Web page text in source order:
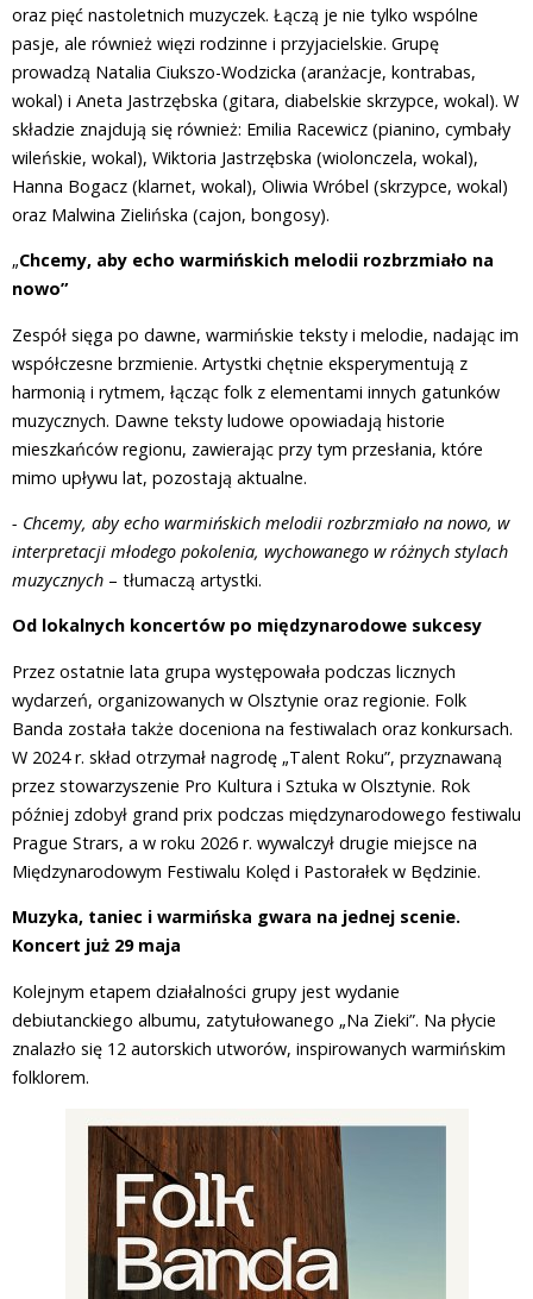
oraz pięć nastoletnich muzyczek. Łączą je nie tylko wspólne
pasje, ale również więzi rodzinne i przyjacielskie. Grupę
prowadzą Natalia Ciukszo-Wodzicka (aranżacje, kontrabas,
wokal) i Aneta Jastrzębska (gitara, diabelskie skrzypce, wokal). W
składzie znajdują się również: Emilia Racewicz (pianino, cymbały
wileńskie, wokal), Wiktoria Jastrzębska (wiolonczela, wokal),
Hanna Bogacz (klarnet, wokal), Oliwia Wróbel (skrzypce, wokal)
oraz Malwina Zielińska (cajon, bongosy).
„Chcemy, aby echo warmińskich melodii rozbrzmiało na
nowo”
Zespół sięga po dawne, warmińskie teksty i melodie, nadając im
współczesne brzmienie. Artystki chętnie eksperymentują z
harmonią i rytmem, łącząc folk z elementami innych gatunków
muzycznych. Dawne teksty ludowe opowiadają historie
mieszkańców regionu, zawierając przy tym przesłania, które
mimo upływu lat, pozostają aktualne.
- Chcemy, aby echo warmińskich melodii rozbrzmiało na nowo, w
interpretacji młodego pokolenia, wychowanego w różnych stylach
muzycznych – tłumaczą artystki.
Od lokalnych koncertów po międzynarodowe sukcesy
Przez ostatnie lata grupa występowała podczas licznych
wydarzeń, organizowanych w Olsztynie oraz regionie. Folk
Banda została także doceniona na festiwalach oraz konkursach.
W 2024 r. skład otrzymał nagrodę „Talent Roku”, przyznawaną
przez stowarzyszenie Pro Kultura i Sztuka w Olsztynie. Rok
później zdobył grand prix podczas międzynarodowego festiwalu
Prague Strars, a w roku 2026 r. wywalczył drugie miejsce na
Międzynarodowym Festiwalu Kolęd i Pastorałek w Będzinie.
Muzyka, taniec i warmińska gwara na jednej scenie.
Koncert już 29 maja
Kolejnym etapem działalności grupy jest wydanie
debiutanckiego albumu, zatytułowanego „Na Zieki”. Na płycie
znalazło się 12 autorskich utworów, inspirowanych warmińskim
folklorem.